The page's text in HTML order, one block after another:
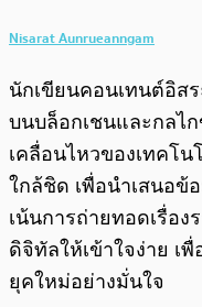
Nisarat Aunrueanngam
นักเขียนคอนเทนต์อิส
บนบล็อกเชนและกลไ
เคลื่อนไหวของเทคโน
ใกล้ชิด เพื่อนำเสนอข้
เน้นการถ่ายทอดเรื่อ
ดิจิทัลให้เข้าใจง่าย เ
ยุคใหม่อย่างมั่นใจ